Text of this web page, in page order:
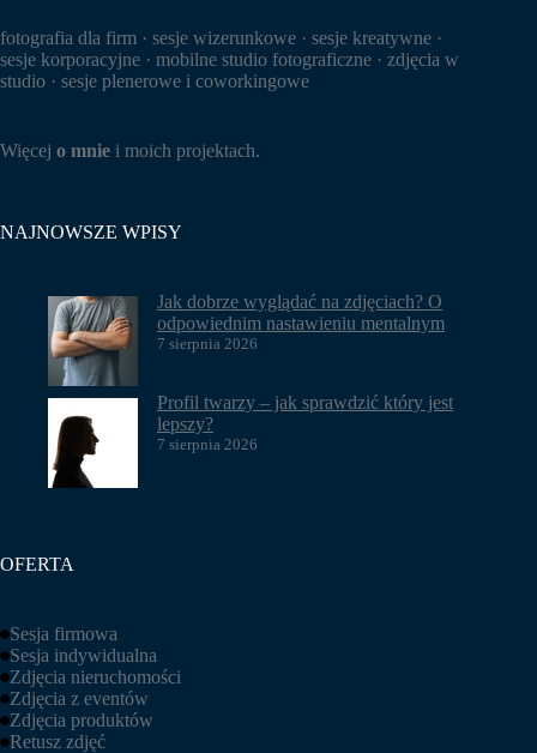
fotografia dla firm · sesje wizerunkowe · sesje kreatywne ·
sesje korporacyjne · mobilne studio fotograficzne · zdjęcia w
studio · sesje plenerowe i coworkingowe
Więcej o mnie i moich projektach.
NAJNOWSZE WPISY
Jak dobrze wyglądać na zdjęciach? O
odpowiednim nastawieniu mentalnym
7 sierpnia 2026
Profil twarzy – jak sprawdzić który jest
lepszy?
7 sierpnia 2026
OFERTA
Sesja firmowa
Sesja indywidualna
Zdjęcia nieruchomości
Zdjęcia z eventów
Zdjęcia produktów
Retusz zdjęć